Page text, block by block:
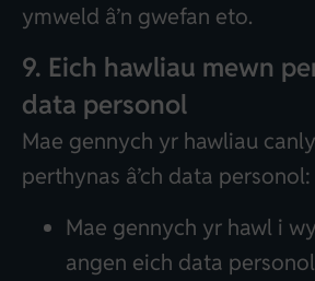
ymweld â’n gwefan eto.
9. Eich hawliau mewn
data personol
Mae gennych yr hawliau
perthynas â’ch data personol:
Mae gennych yr hawl i
angen eich data